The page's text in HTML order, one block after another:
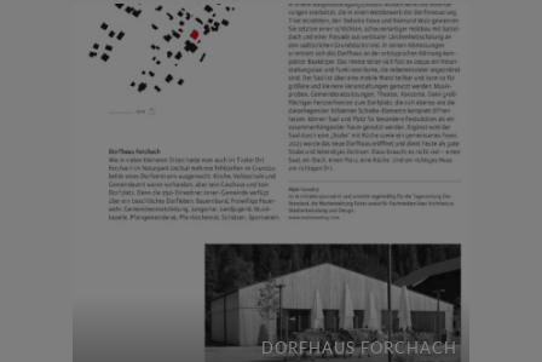
DORFHAUS FORCHACH